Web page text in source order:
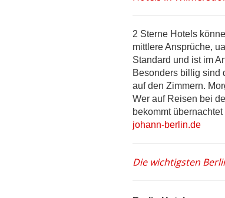
2 Sterne Hotels
mittlere Ansprüche,
Standard und ist im
Besonders billig sind
auf den Zimmern.
Wer auf Reisen bei
bekommt
johann-berlin.de
Die wichtigsten